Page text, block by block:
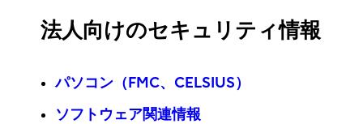
法人向けのセキュリティ情報
パソコン（FMC、CELSIUS）
ソフトウェア関連情報